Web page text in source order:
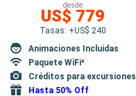
desde
US$ 779
Tasas: +US$ 240
Animaciones Incluidas
Paquete WiFi*
Créditos para excursiones
Hasta 50% Off